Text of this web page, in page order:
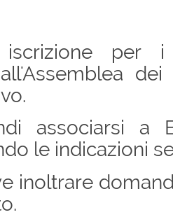
per i
associarsi a
le indicazioni
inoltrare